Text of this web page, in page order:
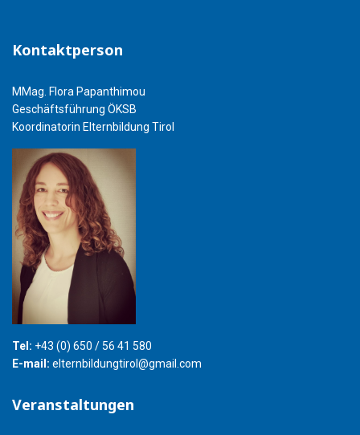
Kontaktperson
MMag. Flora Papanthimou
Geschäftsführung ÖKSB
Koordinatorin Elternbildung Tirol
Tel: +43 (0) 650 / 56 41 580
E-mail: elternbildungtirol@gmail.com
Veranstaltungen